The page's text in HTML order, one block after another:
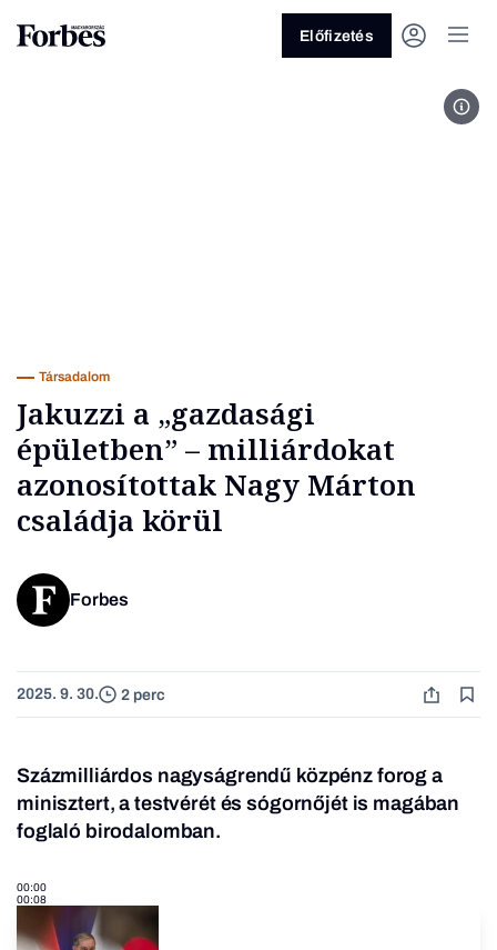
Üzlet
Előfizetés
Társadalom
Jakuzzi a „gazdasági
épületben” – milliárdokat
azonosítottak Nagy Márton
családja körül
Forbes
2025. 9. 30. 2 perc
Százmilliárdos nagyságrendű közpénz forog a
minisztert, a testvérét és sógornőjét is magában
foglaló birodalomban.
00:00
00:08